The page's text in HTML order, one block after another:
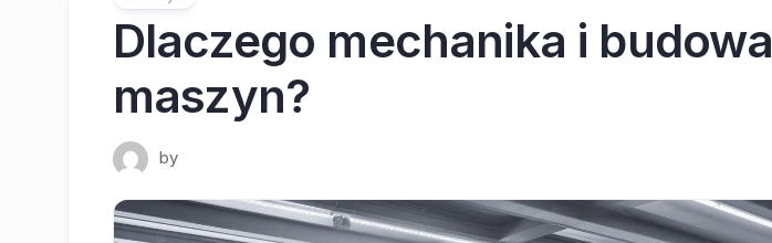
Dlaczego mechanika i budowa
maszyn?
by